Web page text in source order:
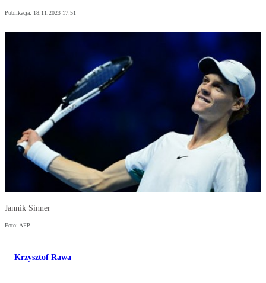
Publikacja: 18.11.2023 17:51
Jannik Sinner
Foto: AFP
Krzysztof Rawa